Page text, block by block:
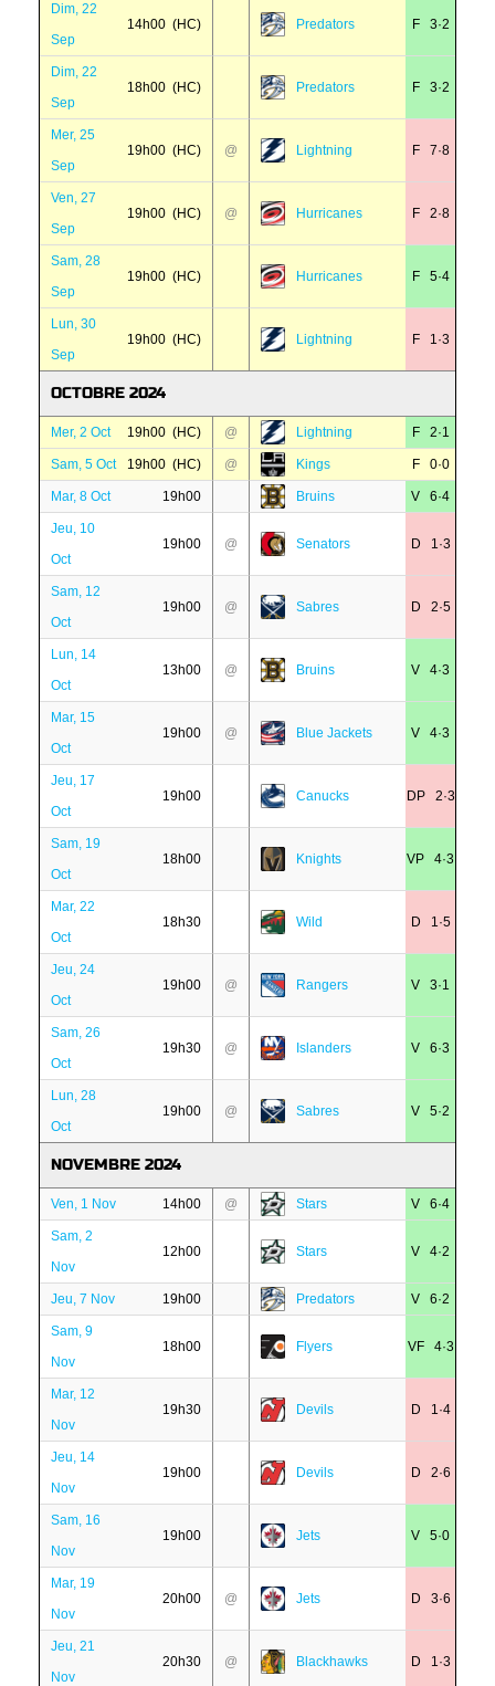
Dim, 22
Sep
14h00 (HC) Predators F 3·2
Dim, 22
Sep
18h00 (HC) Predators F 3·2
Mer, 25
Sep
19h00 (HC) @ Lightning F 7·8
Ven, 27
Sep
19h00 (HC) @ Hurricanes F 2·8
Sam, 28
Sep
19h00 (HC) Hurricanes F 5·4
Lun, 30
Sep
19h00 (HC) Lightning F 1·3
OCTOBRE 2024
Mer, 2 Oct 19h00 (HC) @ Lightning F 2·1
Sam, 5 Oct 19h00 (HC) @ Kings F 0·0
Mar, 8 Oct 19h00 Bruins V 6·4
Jeu, 10
Oct
19h00 @ Senators D 1·3
Sam, 12
Oct
19h00 @ Sabres D 2·5
Lun, 14
Oct
13h00 @ Bruins V 4·3
Mar, 15
Oct
19h00 @ Blue Jackets V 4·3
Jeu, 17
Oct
19h00 Canucks DP 2·3
Sam, 19
Oct
18h00 Knights VP 4·3
Mar, 22
Oct
18h30 Wild D 1·5
Jeu, 24
Oct
19h00 @ Rangers V 3·1
Sam, 26
Oct
19h30 @ Islanders V 6·3
Lun, 28
Oct
19h00 @ Sabres V 5·2
NOVEMBRE 2024
Ven, 1 Nov 14h00 @ Stars V 6·4
Sam, 2
Nov
12h00 Stars V 4·2
Jeu, 7 Nov 19h00 Predators V 6·2
Sam, 9
Nov
18h00 Flyers VF 4·3
Mar, 12
Nov
19h30 Devils D 1·4
Jeu, 14
Nov
19h00 Devils D 2·6
Sam, 16
Nov
19h00 Jets V 5·0
Mar, 19
Nov
20h00 @ Jets D 3·6
Jeu, 21
Nov
20h30 @ Blackhawks D 1·3